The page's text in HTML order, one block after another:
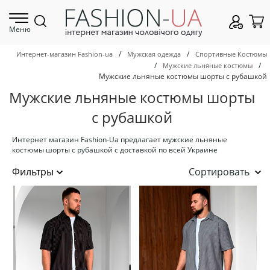
Меню
Интернет-магазин Fashion-ua / Мужская одежда / Спортивные Костюмы
/ Мужские льняные костюмы
/
Мужские льняные костюмы шорты с рубашкой
Мужские льняные костюмы шорты
с рубашкой
Интернет магазин Fashion-Ua предлагает мужские льняные
костюмы шорты с рубашкой с доставкой по всей Украине
Сортировать